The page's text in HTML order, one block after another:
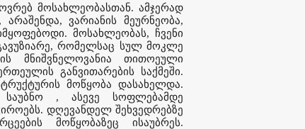
მოსახლეობასთან. ამჯერად
ვარიანის მეურნეობა,
მოსახლეობას, ჩვენი
რომელსაც სულ მოკლე
მნიშვნელოვანია თითოეული
განვითარების საქმეში.
მოწყობა დასახელდა.
, ასევე სოფლებამდე
დღევანდელ შეხვედრებზე
მოწყობაზეც ისაუბრეს.